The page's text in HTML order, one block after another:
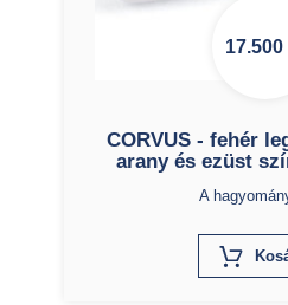
17.500
CORVUS - fehér
arany és ezüst
A